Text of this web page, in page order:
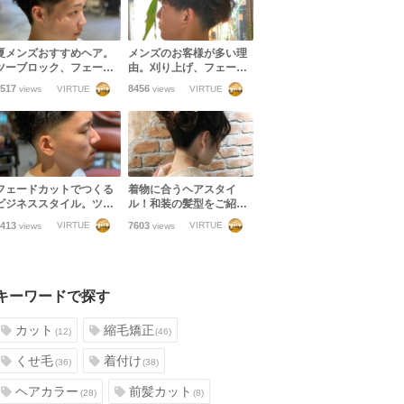
メンズおすすめヘア。
ーブロック、フェー
、いつものスタイルに
ーマを足してアップバ
グいいと思う。
views VIRTUE
メンズのお客様が多い理
由。刈り上げ、フェード
カット、ツーブロック、
マッシュetc幅広いメンズ
スタイルに対応します！
8456views VIRTUE
ェードカットでつくる
ジネススタイル。ツー
ロックに飽きた方おす
めです
views VIRTUE
着物に合うヘアスタイ
ル！和装の髪型をご紹介
します！【振袖・訪問
着・袴・浴衣】
7603views VIRTUE
ーワードで探す
カット(12) 縮毛矯正(46)
くせ毛(36) 着付け(38)
ヘアカラー(28) 前髪カット(8)